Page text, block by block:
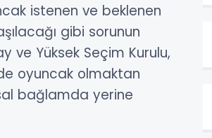
istenen ve beklenen
gibi sorunun
ve Yüksek Seçim Kurulu,
oyuncak olmaktan
bağlamda yerine